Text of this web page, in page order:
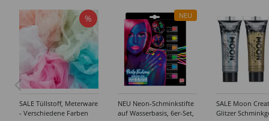
%
SALE Tüllstoff, Meterware
- Verschiedene Farben
NEU
NEU Neon-Schminkstifte
auf Wasserbasis, 6er-Set,
SALE Moon
Glitzer